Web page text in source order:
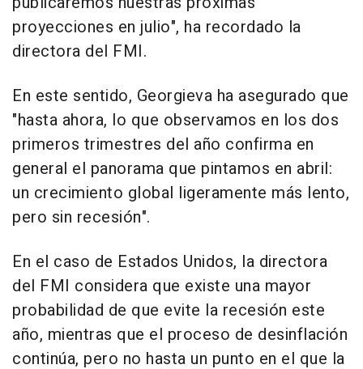
proyecciones en julio", ha recordado la
directora del FMI.
En este sentido, Georgieva ha asegurado que
"hasta ahora, lo que observamos en los dos
primeros trimestres del año confirma en
general el panorama que pintamos en abril:
un crecimiento global ligeramente más lento,
pero sin recesión".
En el caso de Estados Unidos, la directora
del FMI considera que existe una mayor
probabilidad de que evite la recesión este
año, mientras que el proceso de desinflación
continúa, pero no hasta un punto en el que la